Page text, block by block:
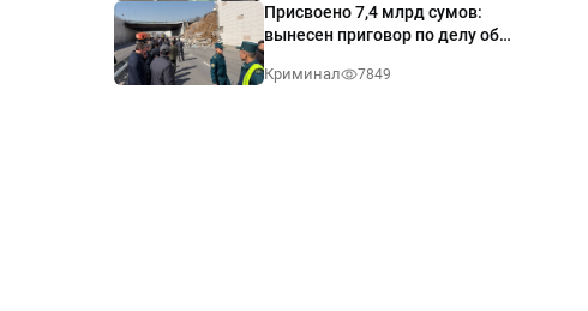
Присвоено 7,4 млрд сумов:
вынесен приговор по делу об
Ташкенте
Криминал 7849